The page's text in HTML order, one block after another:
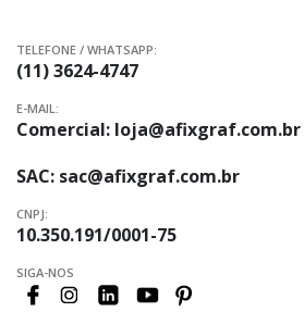
TELEFONE / WHATSAPP:
(11) 3624-4747
E-MAIL:
Comercial: loja@afixgraf.com.br
SAC: sac@afixgraf.com.br
CNPJ:
10.350.191/0001-75
SIGA-NOS